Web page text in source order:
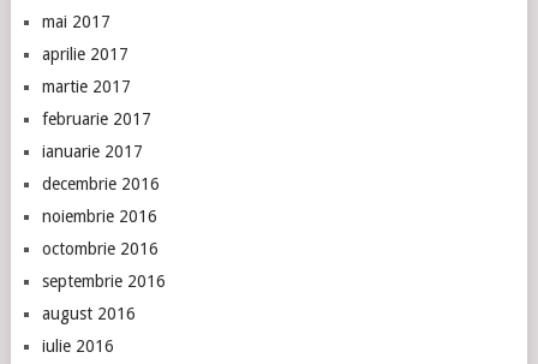
mai 2017
aprilie 2017
martie 2017
februarie 2017
ianuarie 2017
decembrie 2016
noiembrie 2016
octombrie 2016
septembrie 2016
august 2016
iulie 2016